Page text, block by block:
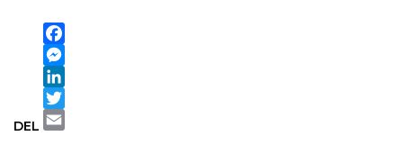
DEL
Facebook
Messenger
LinkedIn
Twitter
Email